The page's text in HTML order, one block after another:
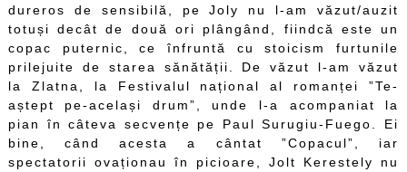
dureros de sensibilă, pe Joly nu l-am văzut/auzit
totuși decât de două ori plângând, fiindcă este un
copac puternic, ce înfruntă cu stoicism furtunile
prilejuite de starea sănătății. De văzut l-am văzut
la Zlatna, la Festivalul național al romanței ”Te-
aștept pe-același drum”, unde l-a acompaniat la
pian în câteva secvențe pe Paul Surugiu-Fuego. Ei
bine, când acesta a cântat ”Copacul”, iar
spectatorii ovaționau în picioare, Jolt Kerestely nu